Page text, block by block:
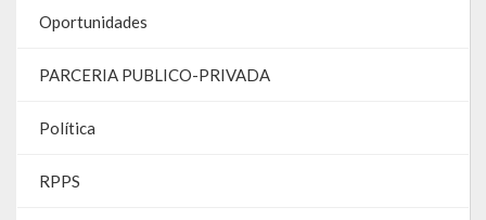
RPPS
RREO
Oportunidades
PARCERIA PUBLICO-PRIVADA
Política
RPPS